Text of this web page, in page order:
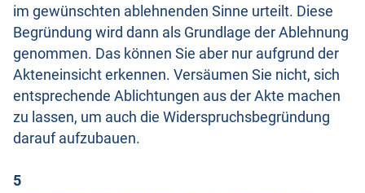
im gewünschten ablehnenden Sinne urteilt. Diese
Begründung wird dann als Grundlage der Ablehnung
genommen. Das können Sie aber nur aufgrund der
Akteneinsicht erkennen. Versäumen Sie nicht, sich
entsprechende Ablichtungen aus der Akte machen
zu lassen, um auch die Widerspruchsbegründung
darauf aufzubauen.
5